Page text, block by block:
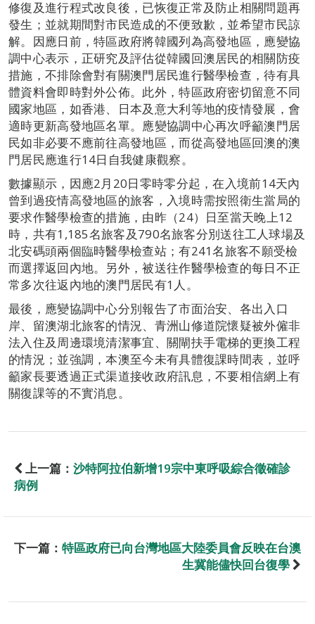
修復及進行程式改良後，已恢復正常及防止相關問題再
發生；並就期間對市民造成的不便致歉，並希望市民諒
解。因應日前，特區政府將韓國列為高發地區，應變協
調中心表示，正研究及評估從韓國回澳居民的相關防疫
措施，不排除會對有關澳門居民進行醫學檢查，待有具
體資料會即時對外公佈。此外，特區政府密切留意不同
國家地區，如香港、日本及意大利等地的疫情發展，會
適時更新高發地區名單。應變協調中心再次呼籲澳門居
民如非必要不應前往高發地區，而從高發地區回澳的澳
門居民應進行14日自我健康觀察。
數據顯示，因應2月20日零時零分起，在入境前14天內
曾到過疫情高發地區的旅客，入境時需按照衛生當局的
要求作醫學檢查的措施，由昨（24）日至當天晚上12
時，共有1,185名旅客及790名旅客分別送往工人球場及
北安碼頭兩個臨時醫學檢查站；有241名旅客不願受檢
而選擇返回內地。另外，被送往作醫學檢查的每日不正
常多次往返內地的澳門居民有1人。
最後，應變協調中心分別報告了市面治安、各出入口
岸、留澳湖北旅客的情況、青洲山修道院懷疑被外僱非
法入住及周邊環境清潔事宜、關閘扶手電梯的更換工程
的情況；並強調，本澳至今未有具體復課時間表，並呼
籲家長要透過正式渠道接收政府訊息，不要相信網上有
關復課等的不實消息。
上一篇： 沙特阿拉伯新增19宗中東呼吸綜合徵確診
病例
下一篇： 特區政府已向台灣地區大陸委員會反映在台澳
生冀能儘快回台復學